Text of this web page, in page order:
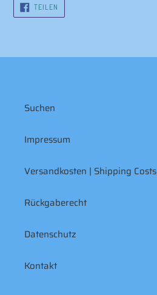
TEILEN
TEILEN
Suchen
Impressum
Versandkosten | Shipping Costs
Rückgaberecht
Datenschutz
Kontakt